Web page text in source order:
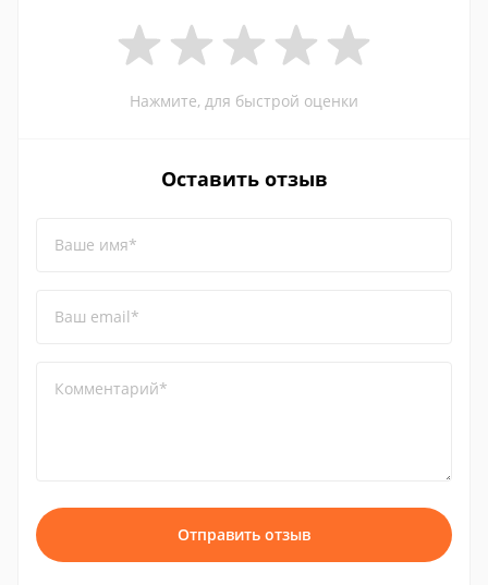
Нажмите, для быстрой оценки
Оставить отзыв
Ваше имя*
Ваш email*
Комментарий*
Отправить отзыв